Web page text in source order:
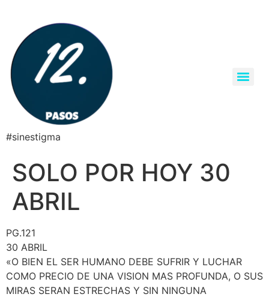
#sinestigma
SOLO POR HOY 30
ABRIL
PG.121
30 ABRIL
«O BIEN EL SER HUMANO DEBE SUFRIR Y LUCHAR
COMO PRECIO DE UNA VISION MAS PROFUNDA, O SUS
MIRAS SERAN ESTRECHAS Y SIN NINGUNA